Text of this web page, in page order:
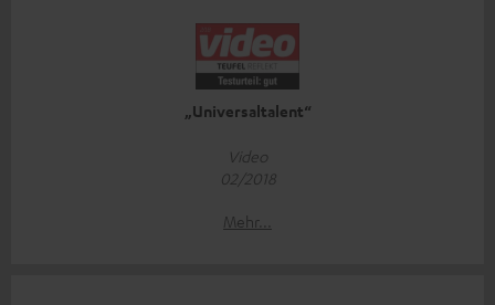
„Universaltalent“
Video
02/2018
Mehr...